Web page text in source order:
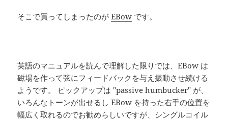
そこで買ってしまったのがEBow です。
英語のマニュアルを読んで理解した限りでは、EBow は
磁場を作って弦にフィードバックを与え振動させ続ける
ようです。 ピックアップは "passive humbucker" が、
いろんなトーンが出せるし EBow を持った右手の位置を
幅広く取れるのでお勧めらしいですが、シングルコイル